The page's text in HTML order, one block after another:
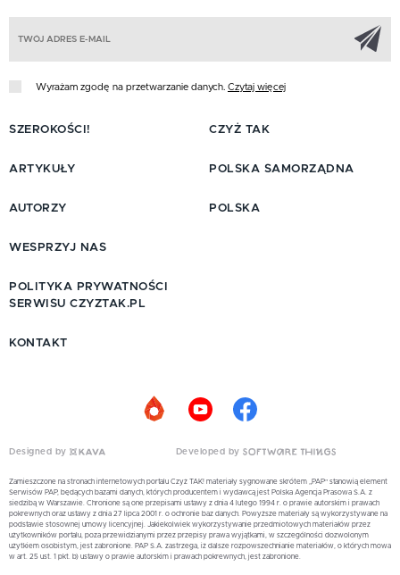
Wyrażam zgodę na przetwarzanie danych. Czytaj więcej
SZEROKOŚCI!
ARTYKUŁY
AUTORZY
CZYŻ TAK
POLSKA SAMORZĄDNA
POLSKA
WESPRZYJ NAS
POLITYKA PRYWATNOŚCI
SERWISU CZYZTAK.PL
KONTAKT
Designed by Developed by
Zamieszczone na stronach internetowych portalu Czyż TAK! materiały sygnowane skrótem „PAP” stanowią element
Serwisów PAP, będących bazami danych, których producentem i wydawcą jest Polska Agencja Prasowa S.A. z
siedzibą w Warszawie. Chronione są one przepisami ustawy z dnia 4 lutego 1994 r. o prawie autorskim i prawach
pokrewnych oraz ustawy z dnia 27 lipca 2001 r. o ochronie baz danych. Powyższe materiały są wykorzystywane na
podstawie stosownej umowy licencyjnej. Jakiekolwiek wykorzystywanie przedmiotowych materiałów przez
użytkowników portalu, poza przewidzianymi przez przepisy prawa wyjątkami, w szczególności dozwolonym
użytkiem osobistym, jest zabronione. PAP S.A. zastrzega, iż dalsze rozpowszechnianie materiałów, o których mowa
w art. 25 ust. 1 pkt. b) ustawy o prawie autorskim i prawach pokrewnych, jest zabronione.